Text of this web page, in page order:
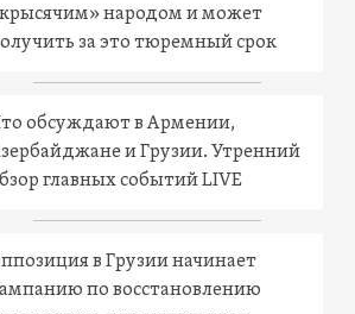
народом и может
за это тюремный срок
обсуждают в Армении,
и Грузии. Утренний
главных событий LIVE
в Грузии начинает
по восстановлению